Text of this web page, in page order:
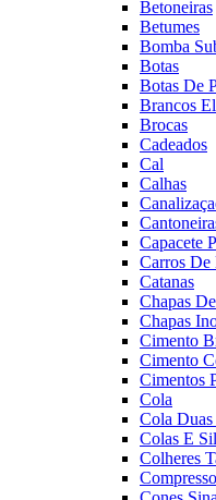
Betoneiras
Betumes
Bomba
Botas
Botas De
Brancos
Brocas
Cadeados
Cal
Calhas
Capacete
Carros De
Catanas
Chapas
Chapas
Cimento
Cimento
Cimentos
Cola
Cola Duas
Colas E
Colheres